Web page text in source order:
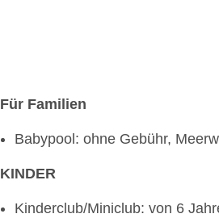
Für Familien
Babypool: ohne Gebühr,
KINDER
Kinderclub/Miniclub: von 6